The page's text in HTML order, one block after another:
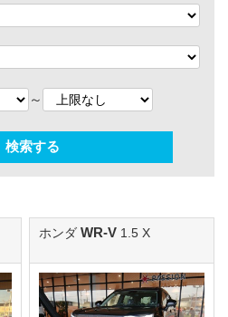
～
ホンダ WR-V 1.5 X